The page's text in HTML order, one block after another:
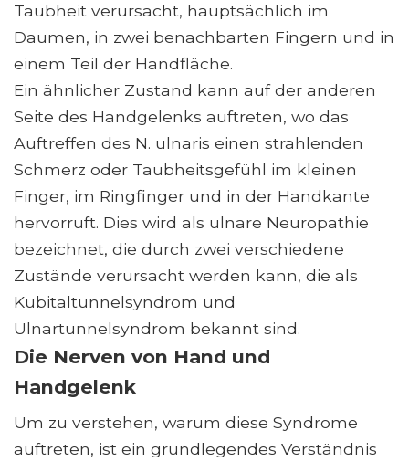
Taubheit verursacht, hauptsächlich im
Daumen, in zwei benachbarten Fingern und in
einem Teil der Handfläche.
Ein ähnlicher Zustand kann auf der anderen
Seite des Handgelenks auftreten, wo das
Auftreffen des N. ulnaris einen strahlenden
Schmerz oder Taubheitsgefühl im kleinen
Finger, im Ringfinger und in der Handkante
hervorruft. Dies wird als ulnare Neuropathie
bezeichnet, die durch zwei verschiedene
Zustände verursacht werden kann, die als
Kubitaltunnelsyndrom und
Ulnartunnelsyndrom bekannt sind.
Die Nerven von Hand und
Handgelenk
Um zu verstehen, warum diese Syndrome
auftreten, ist ein grundlegendes Verständnis